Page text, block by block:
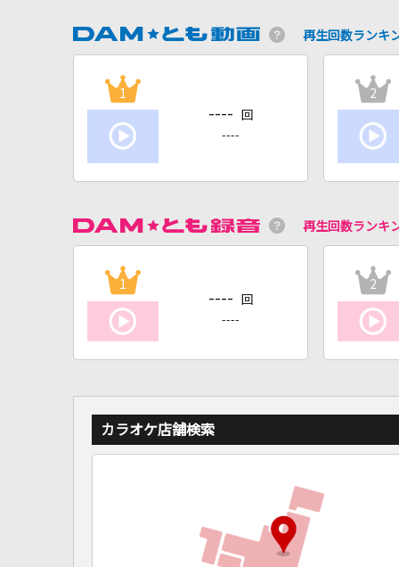
再生回数ランキ
1
---- 回
----
2
再生回数ランキ
1
---- 回
----
2
カラオケ店舗検索